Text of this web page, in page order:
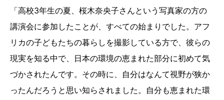
「高校3年生の夏、桜木奈央子さんという写真家の方の
講演会に参加したことが、すべての始まりでした。アフ
リカの子どもたちの暮らしを撮影している方で、彼らの
現実を知る中で、日本の環境の恵まれた部分に初めて気
づかされたんです。その時に、自分はなんて視野が狭か
ったんだろうと思い知らされました。自分も恵まれた環